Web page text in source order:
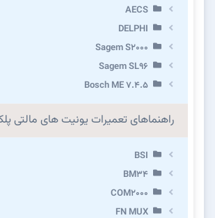
AECS
DELPHI
Sagem S2000
Sagem SL96
Bosch ME 7.4.5
راهنماهای تعمیرات یونیت های مالتی
BSI
BM34
COM2000
FN MUX